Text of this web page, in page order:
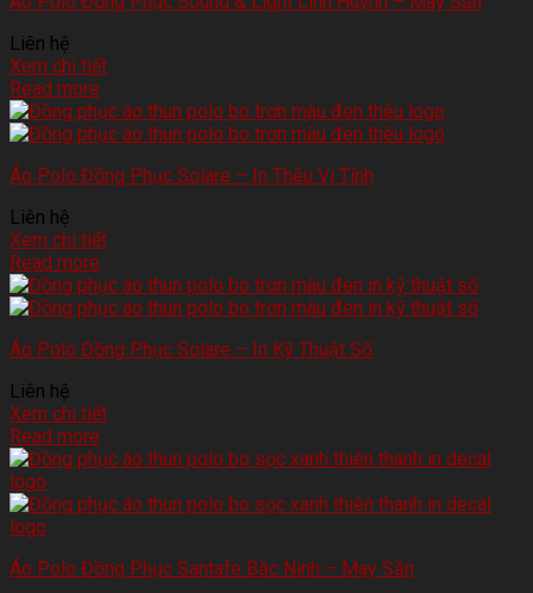
Liên hệ
Xem chi tiết
Read more
Áo Polo Đồng Phục Solare – In Thêu Vi Tính
Liên hệ
Xem chi tiết
Read more
Áo Polo Đồng Phục Solare – In Kỹ Thuật Số
Liên hệ
Xem chi tiết
Read more
Áo Polo Đồng Phục Santafe Bắc Ninh – May Sẵn